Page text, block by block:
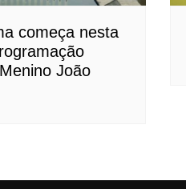
começa nesta
João